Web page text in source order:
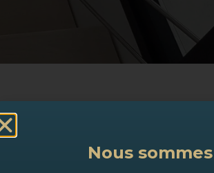
Nous